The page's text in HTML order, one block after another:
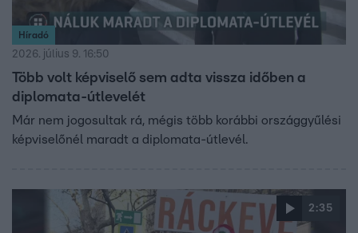
Híradó
2026. július 9. 16:50
Több volt képviselő sem adta vissza időben a
diplomata-útlevelét
Már nem jogosultak rá, mégis több korábbi országgyűlési
képviselőnél maradt a diplomata-útlevél.
2:35